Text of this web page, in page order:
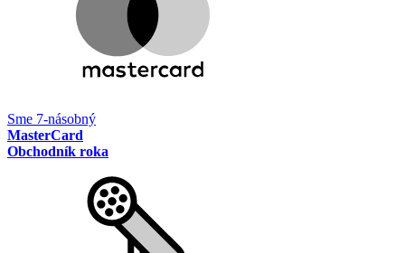
Sme 7-násobný
MasterCard
Obchodník roka